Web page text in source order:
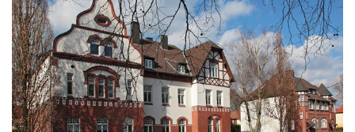
wird
angezeigt.